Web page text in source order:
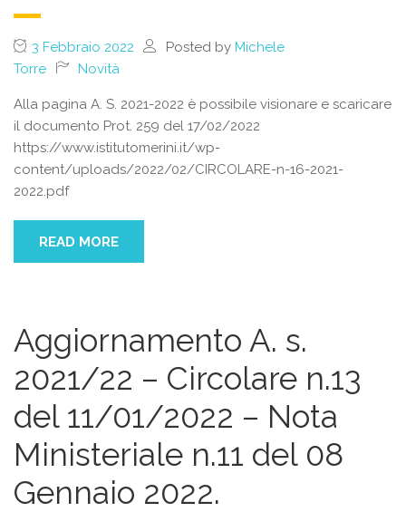
3 Febbraio 2022 Posted by Michele
Torre
Novità
Alla pagina A. S. 2021-2022 è possibile visionare e scaricare
il documento Prot. 259 del 17/02/2022
https://www.istitutomerini.it/wp-
content/uploads/2022/02/CIRCOLARE-n-16-2021-
2022.pdf
READ MORE
Aggiornamento A. s.
2021/22 – Circolare n.13
del 11/01/2022 – Nota
Ministeriale n.11 del 08
Gennaio 2022.